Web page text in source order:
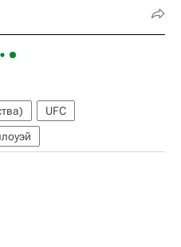
UFC